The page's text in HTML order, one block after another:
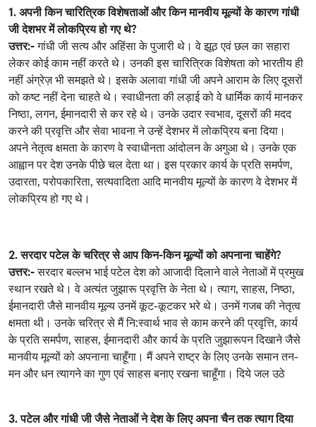
1. अपनी किन चारित्रिक विशेषताओं और किन मानवीय मूल्यों के कारण गांधी
जी देशभर में लोकप्रिय हो गए थे?
उत्तर:-गांधी जी सत्य और अहिंसा के पुजारी थे। वे झूठ एवं छल का सहारा
लेकर कोई काम नहीं करते थे। उनकी इस चारित्रिक विशेषता को भारतीय ही
नहीं अंग्रेज़ भी समझते थे। इसके अलावा गांधी जी अपने आराम के लिए दूसरों
को कष्ट नहीं देना चाहते थे। स्वाधीनता की लड़ाई को वे धार्मिक कार्य मानकर
निष्ठा, लगन, ईमानदारी से कर रहे थे। उनके उदार स्वभाव, दूसरों की मदद
करने की प्रवृत्ति और सेवा भावना ने उन्हें देशभर में लोकप्रिय बना दिया।
अपने नेतृत्व क्षमता के कारण वे स्वाधीनता आंदोलन के अगुआ थे। उनके एक
आह्वान पर देश उनके पीछे चल देता था। इस प्रकार कार्य के प्रति समर्पण,
उदारता, परोपकारिता, सत्यवादिता आदि मानवीय मूल्यों के कारण वे देशभर में
लोकप्रिय हो गए थे।
2. सरदार पटेल के चरित्र से आप किन-किन मूल्यों को अपनाना चाहेंगे?
उत्तर:-सरदार बल्लभ भाई पटेल देश को आजादी दिलाने वाले नेताओं में प्रमुख
स्थान रखते थे। वे अत्यंत जुझारू प्रवृत्ति के नेता थे। त्याग, साहस, निष्ठा,
ईमानदारी जैसे मानवीय मूल्य उनमें कूट-कूटकर भरे थे। उनमें गजब की नेतृत्व
क्षमता थी। उनके चरित्र से मैं नि:स्वार्थ भाव से काम करने की प्रवृत्ति, कार्य
के प्रति समर्पण, साहस, ईमानदारी और कार्य के प्रति जुझारूपन दिखाने जैसे
मानवीय मूल्यों को अपनाना चाहूँगा। मैं अपने राष्ट्र के लिए उनके समान तन-
मन और धन त्यागने का गुण एवं साहस बनाए रखना चाहूँगा। दिये जल उठे
3. पटेल और गांधी जी जैसे नेताओं ने देश के लिए अपना चैन तक त्याग दिया